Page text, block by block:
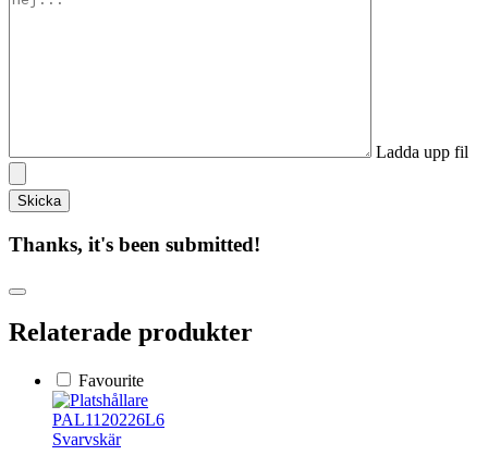
Ladda upp fil
Thanks, it's been submitted!
Relaterade produkter
Favourite
PAL1120226L6
Svarvskär